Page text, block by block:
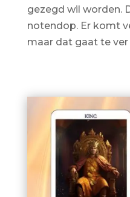
gezegd wil worden.
notendop. Er komt
maar dat gaat te